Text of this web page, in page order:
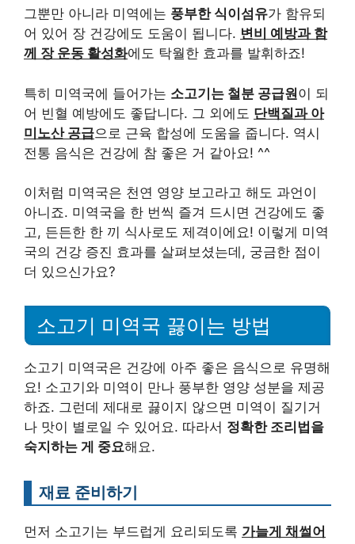
그뿐만 아니라 미역에는 풍부한 식이섬유가 함유되
어 있어 장 건강에도 도움이 됩니다. 변비 예방과 함
께 장 운동 활성화에도 탁월한 효과를 발휘하죠!
특히 미역국에 들어가는 소고기는 철분 공급원이 되
어 빈혈 예방에도 좋답니다. 그 외에도 단백질과 아
미노산 공급으로 근육 합성에 도움을 줍니다. 역시
전통 음식은 건강에 참 좋은 거 같아요! ^^
이처럼 미역국은 천연 영양 보고라고 해도 과언이
아니죠. 미역국을 한 번씩 즐겨 드시면 건강에도 좋
고, 든든한 한 끼 식사로도 제격이에요! 이렇게 미역
국의 건강 증진 효과를 살펴보셨는데, 궁금한 점이
더 있으신가요?
소고기 미역국 끓이는 방법
소고기 미역국은 건강에 아주 좋은 음식으로 유명해
요! 소고기와 미역이 만나 풍부한 영양 성분을 제공
하죠. 그런데 제대로 끓이지 않으면 미역이 질기거
나 맛이 별로일 수 있어요. 따라서 정확한 조리법을
숙지하는 게 중요해요.
재료 준비하기
먼저 소고기는 부드럽게 요리되도록 가늘게 채썰어